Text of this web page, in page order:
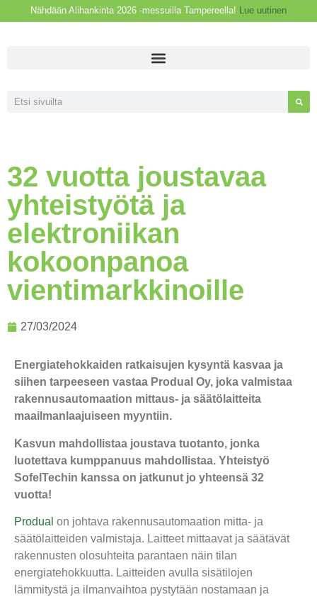
Nähdään Alihankinta 2026 -messuilla Tampereella! Lue uutinen
32 vuotta joustavaa
yhteistyötä ja
elektroniikan
kokoonpanoa
vientimarkkinoille
27/03/2024
Energiatehokkaiden ratkaisujen kysyntä kasvaa ja
siihen tarpeeseen vastaa Produal Oy, joka valmistaa
rakennusautomaation mittaus- ja säätölaitteita
maailmanlaajuiseen myyntiin.
Kasvun mahdollistaa joustava tuotanto, jonka
luotettava kumppanuus mahdollistaa. Yhteistyö
SofelTechin kanssa on jatkunut jo yhteensä 32
vuotta!
Produal on johtava rakennusautomaation mitta- ja
säätölaitteiden valmistaja. Laitteet mittaavat ja säätävät
rakennusten olosuhteita parantaen näin tilan
energiatehokkuutta. Laitteiden avulla sisätilojen
lämmitystä ja ilmanvaihtoa pystytään nostamaan ja